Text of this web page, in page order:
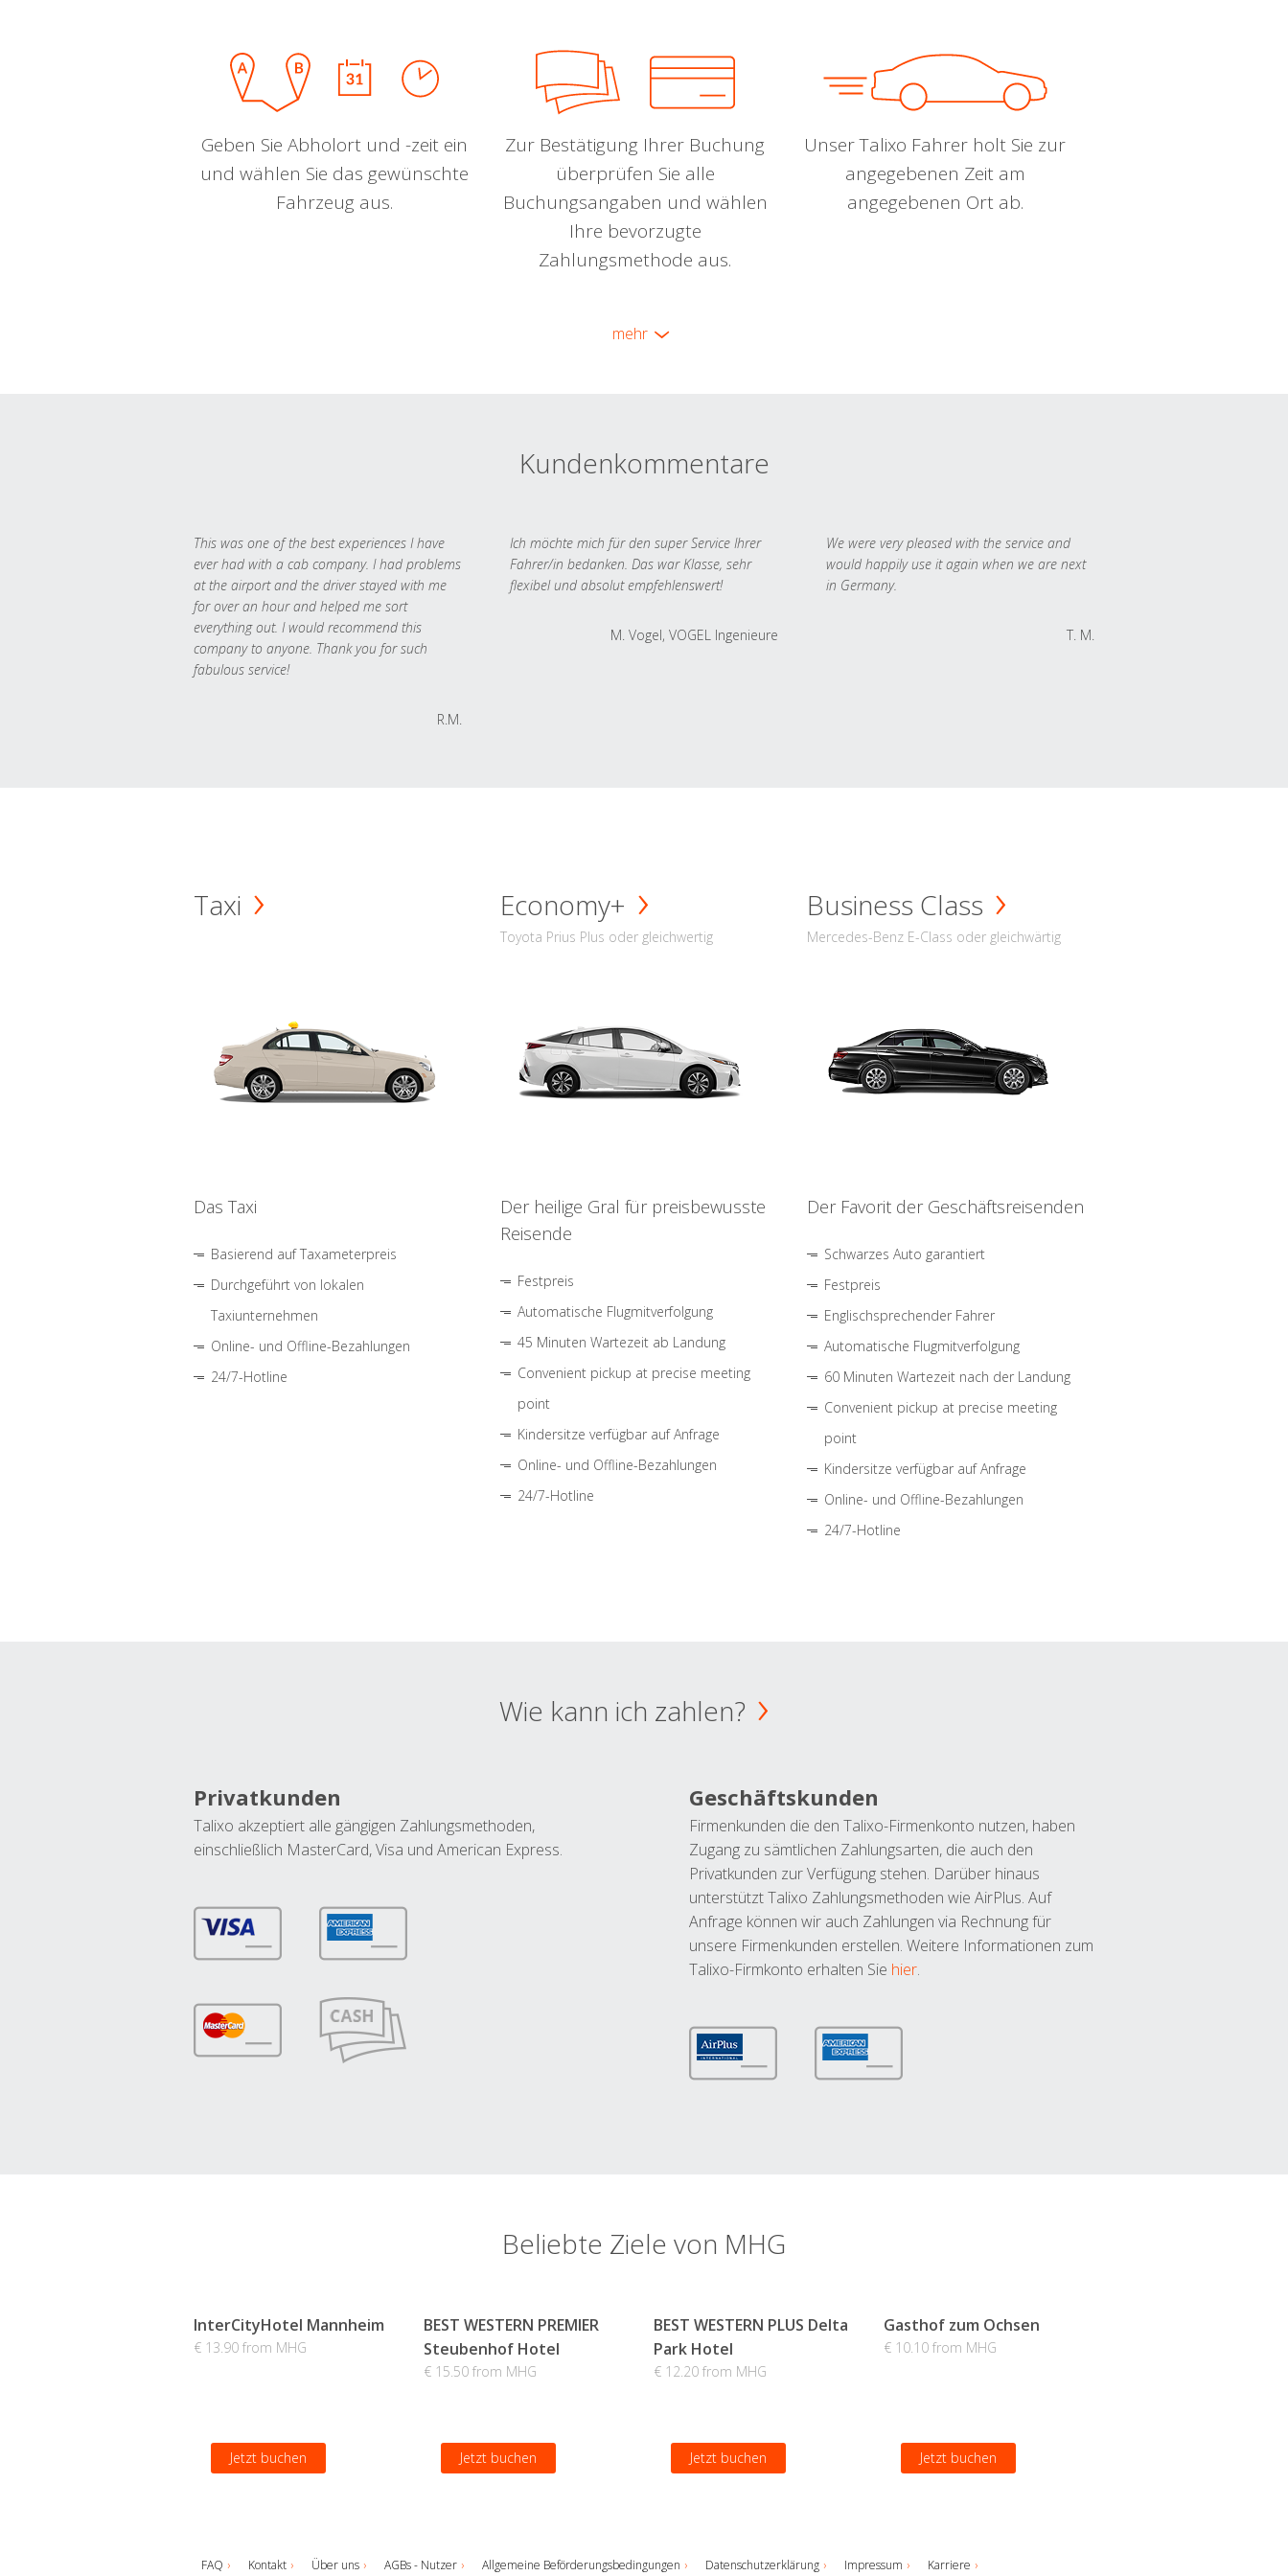
Geben Sie Abholort und -zeit ein
und wählen Sie das gewünschte
Fahrzeug aus.
Zur Bestätigung Ihrer Buchung
überprüfen Sie alle
Buchungsangaben und wählen
Ihre bevorzugte
Zahlungsmethode aus.
Unser Talixo Fahrer holt Sie zur
angegebenen Zeit am
angegebenen Ort ab.
mehr
Kundenkommentare
This was one of the best experiences I have
ever had with a cab company. I had problems
at the airport and the driver stayed with me
for over an hour and helped me sort
everything out. I would recommend this
company to anyone. Thank you for such
fabulous service!
R.M.
Ich möchte mich für den super Service Ihrer
Fahrer/in bedanken. Das war Klasse, sehr
flexibel und absolut empfehlenswert!
M. Vogel, VOGEL Ingenieure
We were very pleased with the service and
would happily use it again when we are next
in Germany.
T. M.
Taxi
Das Taxi
Basierend auf Taxameterpreis
Durchgeführt von lokalen
Taxiunternehmen
Online- und Offline-Bezahlungen
24/7-Hotline
Economy+
Toyota Prius Plus oder gleichwertig
Der heilige Gral für preisbewusste
Reisende
Festpreis
Automatische Flugmitverfolgung
45 Minuten Wartezeit ab Landung
Convenient pickup at precise meeting
point
Kindersitze verfügbar auf Anfrage
Online- und Offline-Bezahlungen
24/7-Hotline
Business Class
Mercedes-Benz E-Class oder gleichwärtig
Der Favorit der Geschäftsreisenden
Schwarzes Auto garantiert
Festpreis
Englischsprechender Fahrer
Automatische Flugmitverfolgung
60 Minuten Wartezeit nach der Landung
Convenient pickup at precise meeting
point
Kindersitze verfügbar auf Anfrage
Online- und Offline-Bezahlungen
24/7-Hotline
Wie kann ich zahlen?
Privatkunden
Talixo akzeptiert alle gängigen Zahlungsmethoden,
einschließlich MasterCard, Visa und American Express.
Geschäftskunden
Firmenkunden die den Talixo-Firmenkonto nutzen, haben
Zugang zu sämtlichen Zahlungsarten, die auch den
Privatkunden zur Verfügung stehen. Darüber hinaus
unterstützt Talixo Zahlungsmethoden wie AirPlus. Auf
Anfrage können wir auch Zahlungen via Rechnung für
unsere Firmenkunden erstellen. Weitere Informationen zum
Talixo-Firmkonto erhalten Sie hier.
Beliebte Ziele von MHG
InterCityHotel Mannheim
€ 13.90 from MHG
Jetzt buchen
BEST WESTERN PREMIER
Steubenhof Hotel
€ 15.50 from MHG
Jetzt buchen
BEST WESTERN PLUS Delta
Park Hotel
€ 12.20 from MHG
Jetzt buchen
Gasthof zum Ochsen
€ 10.10 from MHG
Jetzt buchen
FAQ Kontakt Über uns AGBs - Nutzer Allgemeine Beförderungsbedingungen Datenschutzerklärung Impressum Karriere